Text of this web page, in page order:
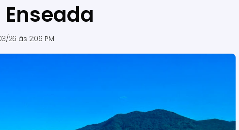
26 às 2:06 PM